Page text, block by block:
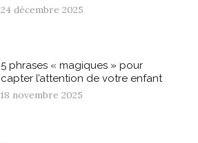
24 décembre 2025
5 phrases « magiques » pour
capter l’attention de votre enfant
18 novembre 2025